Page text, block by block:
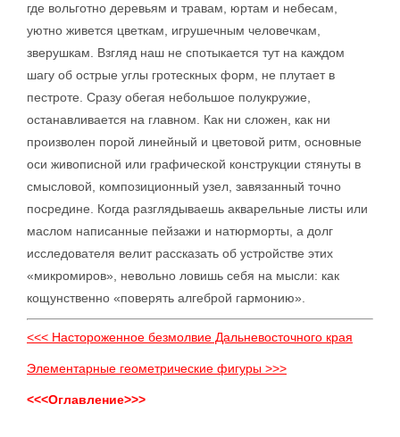
где вольготно деревьям и травам, юртам и небесам,
уютно живется цветкам, игрушечным человечкам,
зверушкам. Взгляд наш не спотыкается тут на каждом
шагу об острые углы гротескных форм, не плутает в
пестроте. Сразу обегая небольшое полукружие,
останавливается на главном. Как ни сложен, как ни
произволен порой линейный и цветовой ритм, основные
оси живописной или графической конструкции стянуты в
смысловой, композиционный узел, завязанный точно
посредине. Когда разглядываешь акварельные листы или
маслом написанные пейзажи и натюрморты, а долг
исследователя велит рассказать об устройстве этих
«микромиров», невольно ловишь себя на мысли: как
кощунственно «поверять алгеброй гармонию».
<<< Настороженное безмолвие Дальневосточного края
Элементарные геометрические фигуры >>>
<<<Оглавление>>>